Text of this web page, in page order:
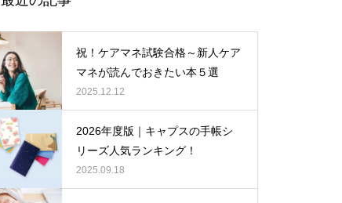
祝！ケアマネ試験合格～新人ケア
マネが読んでおきたい本５選
2025.12.12
2026年度版｜キャプスの手帳シ
リーズ人気ランキング！
2025.09.18